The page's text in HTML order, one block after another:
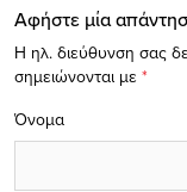
Αφήστε μία
Η ηλ. διεύθυνση σας
σημειώνονται με *
Όνομα